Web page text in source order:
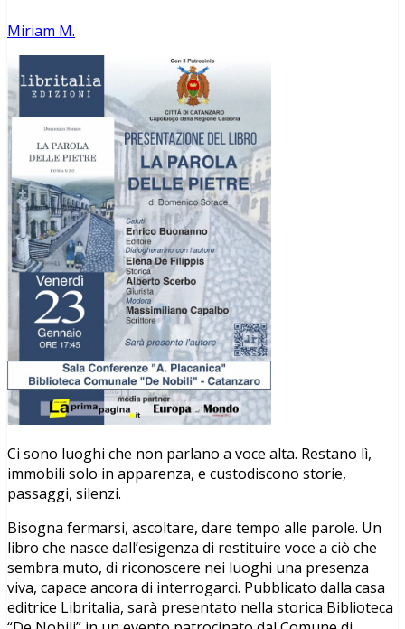
Miriam M.
Ci sono luoghi che non parlano a voce alta. Restano lì,
immobili solo in apparenza, e custodiscono storie,
passaggi, silenzi.
Bisogna fermarsi, ascoltare, dare tempo alle parole. Un
libro che nasce dall’esigenza di restituire voce a ciò che
sembra muto, di riconoscere nei luoghi una presenza
viva, capace ancora di interrogarci. Pubblicato dalla casa
editrice Libritalia, sarà presentato nella storica Biblioteca